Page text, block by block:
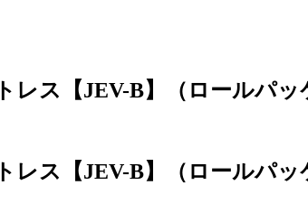
ス【JEV-B】（ロールパッ
ス【JEV-B】（ロールパッ